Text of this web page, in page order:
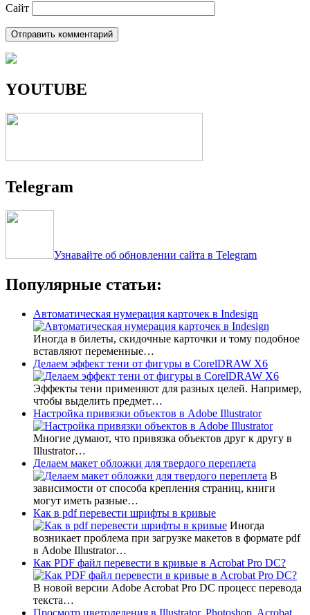
Сайт
YOUTUBE
Telegram
Узнавайте об обновлении сайта в Telegram
Популярные статьи:
Автоматическая нумерация карточек в Indesign
Иногда в билеты, скидочные карточки и тому подобное
вставляют переменные…
Делаем эффект тени от фигуры в CorelDRAW X6
Эффекты тени применяют для разных целей. Например,
чтобы выделить предмет…
Настройка привязки объектов в Adobe Illustrator
Многие думают, что привязка объектов друг к другу в
Illustrator…
Делаем макет обложки для твердого переплета
В
зависимости от способа крепления страниц, книги
могут иметь разные…
Как в pdf перевести шрифты в кривые
Иногда
возникает проблема при загрузке макетов в формате pdf
в Adobe Illustrator…
Как PDF файл перевести в кривые в Acrobat Pro DC?
В новой версии Adobe Acrobat Pro DC процесс перевода
текста…
Просмотр цветоделения в Illustrator, Photoshop, Acrobat